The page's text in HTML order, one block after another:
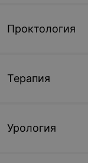
Проктология
Терапия
Урология